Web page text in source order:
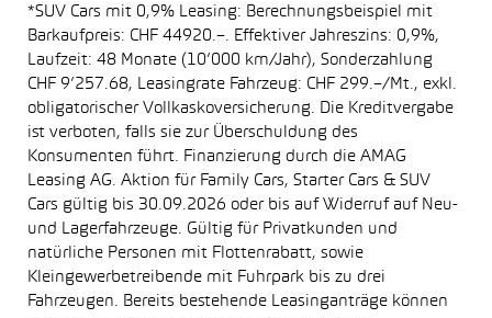
*SUV Cars mit 0,9% Leasing: Berechnungsbeispiel mit
Barkaufpreis: CHF 44920.–. Effektiver Jahreszins: 0,9%,
Laufzeit: 48 Monate (10’000 km/Jahr), Sonderzahlung
CHF 9’257.68, Leasingrate Fahrzeug: CHF 299.–/Mt., exkl.
obligatorischer Vollkaskoversicherung. Die Kreditvergabe
ist verboten, falls sie zur Überschuldung des
Konsumenten führt. Finanzierung durch die AMAG
Leasing AG. Aktion für Family Cars, Starter Cars & SUV
Cars gültig bis 30.09.2026 oder bis auf Widerruf auf Neu-
und Lagerfahrzeuge. Gültig für Privatkunden und
natürliche Personen mit Flottenrabatt, sowie
Kleingewerbetreibende mit Fuhrpark bis zu drei
Fahrzeugen. Bereits bestehende Leasinganträge können